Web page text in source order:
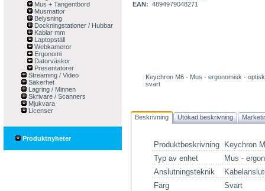
Mus + Tangentbord
Musmattor
Belysning
Dockningstationer / Hubbar
Kablar mm
Laptopställ
Webkameror
Ergonomi
Datorväskor
Presentatörer
Streaming / Video
Säkerhet
Lagring / Minnen
Skrivare / Scanners
Mjukvara
Licenser
Produktnyheter
EAN: 4894979048271
Keychron M6 - Mus - ergonomisk -
svart
Beskrivning Utökad beskrivning
Produktbeskrivning
Keychron
Typ av enhet
Mus -
Anslutningsteknik
Färg
Svart